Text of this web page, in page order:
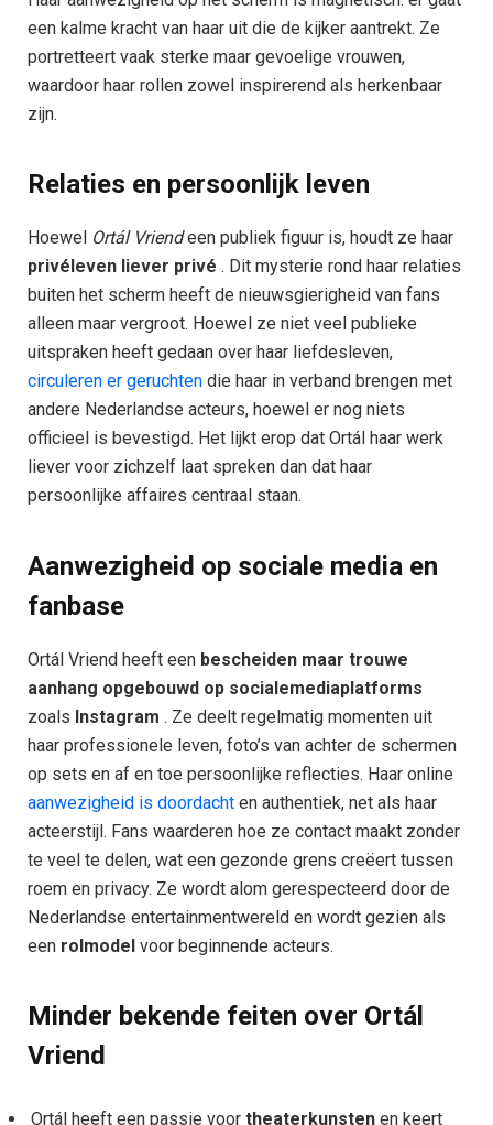
een kalme kracht van haar uit die de kijker aantrekt. Ze
portretteert vaak sterke maar gevoelige vrouwen,
waardoor haar rollen zowel inspirerend als herkenbaar
zijn.
Relaties en persoonlijk leven
Hoewel Ortál Vriendeen publiek figuur is, houdt ze haar
privéleven liever privé . Dit mysterie rond haar relaties
buiten het scherm heeft de nieuwsgierigheid van fans
alleen maar vergroot. Hoewel ze niet veel publieke
uitspraken heeft gedaan over haar liefdesleven,
circuleren er geruchten die haar in verband brengen met
andere Nederlandse acteurs, hoewel er nog niets
officieel is bevestigd. Het lijkt erop dat Ortál haar werk
liever voor zichzelf laat spreken dan dat haar
persoonlijke affaires centraal staan.
Aanwezigheid op sociale media en
fanbase
Ortál Vriend heeft een bescheiden maar trouwe
aanhang opgebouwd op socialemediaplatforms
zoals Instagram . Ze deelt regelmatig momenten uit
haar professionele leven, foto’s van achter de schermen
op sets en af ​​en toe persoonlijke reflecties. Haar online
aanwezigheid is doordacht en authentiek, net als haar
acteerstijl. Fans waarderen hoe ze contact maakt zonder
te veel te delen, wat een gezonde grens creëert tussen
roem en privacy. Ze wordt alom gerespecteerd door de
Nederlandse entertainmentwereld en wordt gezien als
een rolmodel voor beginnende acteurs.
Minder bekende feiten over Ortál
Vriend
Ortál heeft een passie voor theaterkunsten en keert